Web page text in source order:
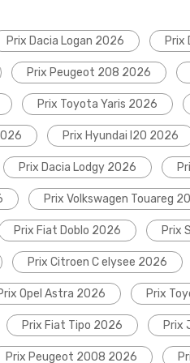
Prix Dacia Logan 2026 Prix
Prix Peugeot 208 2026
Prix Toyota Yaris 2026
Prix Hyundai I20 2026
Prix Dacia Lodgy 2026
Prix Volkswagen Touareg
Prix Fiat Doblo 2026 Prix
Prix Citroen C elysee 2026
Opel Astra 2026 Prix
Prix Fiat Tipo 2026 Prix
Prix Peugeot 2008 2026